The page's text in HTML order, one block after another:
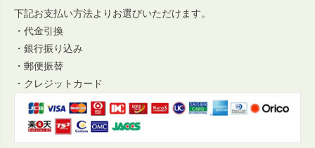
下記お支払い方法よりお選びいただけます。
・代金引換
・銀行振り込み
・郵便振替
・クレジットカード